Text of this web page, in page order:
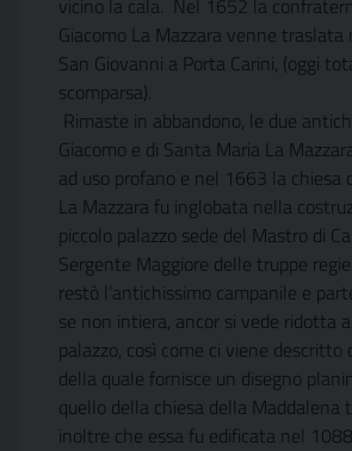
vicino la cala. Nel 1652 la
Giacomo La Mazzara venne traslata
San Giovanni a Porta Carini, (oggi
scomparsa).
Rimaste in abbandono, le due
Giacomo e di Santa Maria La
ad uso profano e nel 1663 la chiesa
La Mazzara fu inglobata nella
piccolo palazzo sede del Mastro di
Sergente Maggiore delle truppe
restò l’antichissimo campanile e
se non intiera, ancor si vede ridotta
palazzo, così come ci viene
della quale fornisce un disegno
quello della chiesa della Maddalena
inoltre che essa fu edificata nel